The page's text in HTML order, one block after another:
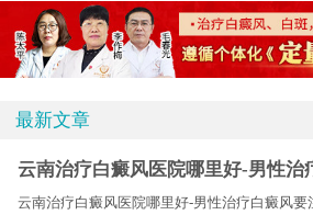
最新文章
云南治疗白癜风医院哪里好-男性治
云南治疗白癜风医院哪里好-男性治疗白癜风